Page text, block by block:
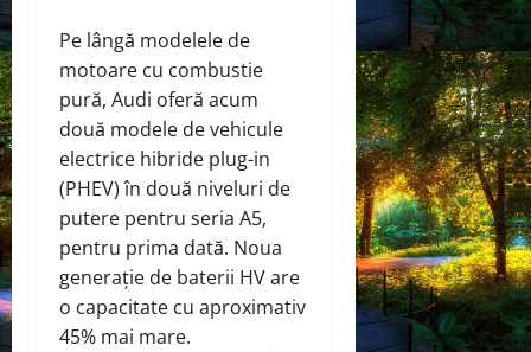
Pe lângă modelele de
motoare cu combustie
pură, Audi oferă acum
două modele de vehicule
electrice hibride plug-in
(PHEV) în două niveluri de
putere pentru seria A5,
pentru prima dată. Noua
generație de baterii HV are
o capacitate cu aproximativ
45% mai mare.